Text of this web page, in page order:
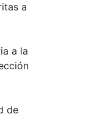
a
a la
de